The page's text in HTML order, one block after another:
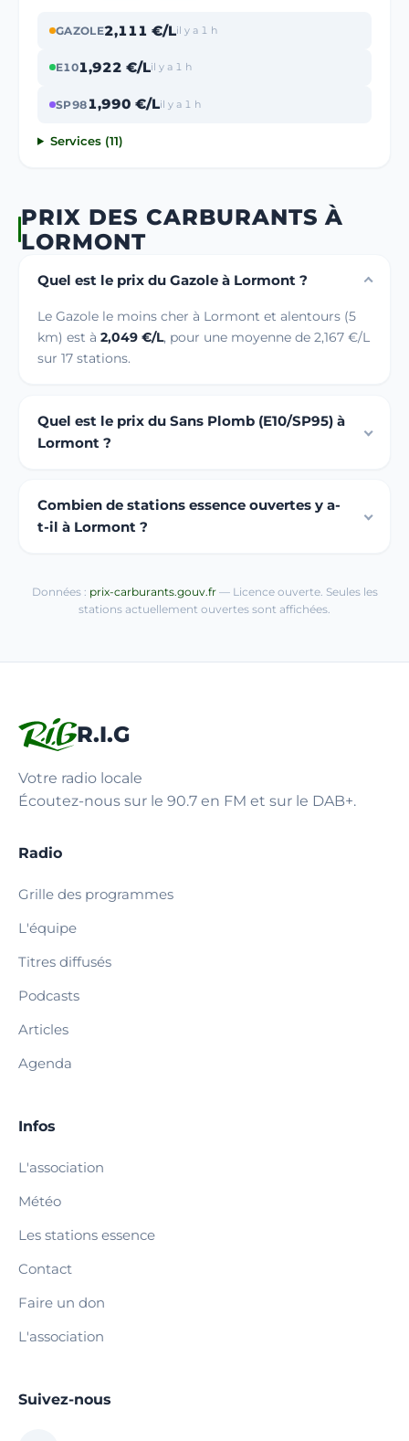
GAZOLE2,111 €/Lil y a 1 h
E101,922 €/Lil y a 1 h
SP981,990 €/Lil y a 1 h
Services (11)
PRIX DES CARBURANTS À
LORMONT
Quel est le prix du Gazole à Lormont ?
Le Gazole le moins cher à Lormont et alentours (5
km) est à 2,049 €/L, pour une moyenne de 2,167 €/L
sur 17 stations.
Quel est le prix du Sans Plomb (E10/SP95) à
Lormont ?
Combien de stations essence ouvertes y a-
t-il à Lormont ?
Données : prix-carburants.gouv.fr— Licence ouverte. Seules les
stations actuellement ouvertes sont affichées.
R.I.G
Votre radio locale
Écoutez-nous sur le 90.7 en FM et sur le DAB+.
Radio
Grille des programmes
L'équipe
Titres diffusés
Podcasts
Articles
Agenda
Infos
L'association
Météo
Les stations essence
Contact
Faire un don
L'association
Suivez-nous